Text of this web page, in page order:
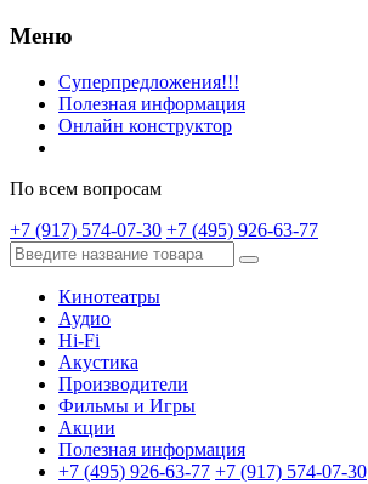
Меню
Суперпредложения!!!
Полезная информация
Онлайн конструктор
По всем вопросам
+7 (917) 574-07-30 +7 (495) 926-63-77
Кинотеатры
Аудио
Hi-Fi
Акустика
Производители
Фильмы и Игры
Акции
Полезная информация
+7 (495) 926-63-77 +7 (917) 574-07-30